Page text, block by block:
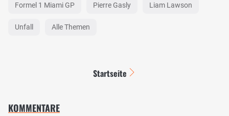
Formel 1 Miami GP Pierre Gasly Liam Lawson
Unfall Alle Themen
Startseite
KOMMENTARE